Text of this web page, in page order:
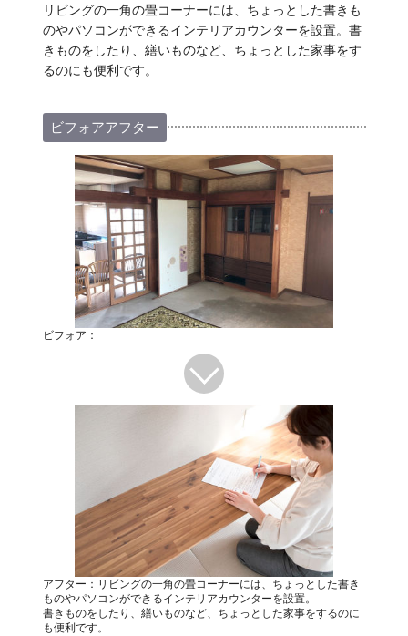
リビングの一角の畳コーナーには、ちょっとした書きも
のやパソコンができるインテリアカウンターを設置。書
きものをしたり、繕いものなど、ちょっとした家事をす
るのにも便利です。
ビフォアアフター
ビフォア：
アフター：リビングの一角の畳コーナーには、ちょっとした書き
ものやパソコンができるインテリアカウンターを設置。
書きものをしたり、繕いものなど、ちょっとした家事をするのに
も便利です。